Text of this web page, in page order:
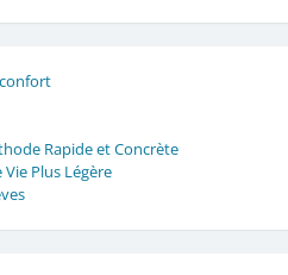
Rapide et Concrète
Plus Légère